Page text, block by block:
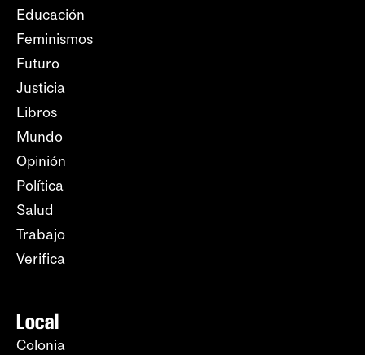
Educación
Feminismos
Futuro
Justicia
Libros
Mundo
Opinión
Política
Salud
Trabajo
Verifica
Local
Colonia